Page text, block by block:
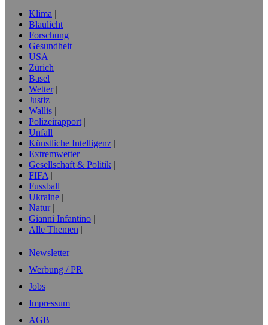
Klima
Blaulicht
Forschung
Gesundheit
USA
Zürich
Basel
Wetter
Justiz
Wallis
Polizeirapport
Unfall
Künstliche Intelligenz
Extremwetter
Gesellschaft & Politik
FIFA
Fussball
Ukraine
Natur
Gianni Infantino
Alle Themen
Newsletter
Werbung / PR
Jobs
Impressum
AGB